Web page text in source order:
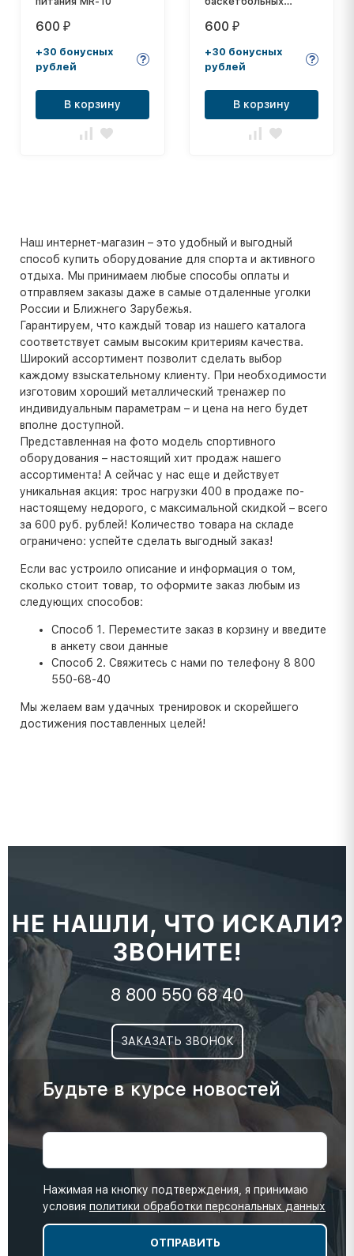
600 ₽
+30 бонусных
рублей
В корзину
толщина нити: 2,6 мм
600 ₽
+30 бонусных
рублей
В корзину
Наш интернет-магазин – это удобный и выгодный
способ купить оборудование для спорта и активного
отдыха. Мы принимаем любые способы оплаты и
отправляем заказы даже в самые отдаленные уголки
России и Ближнего Зарубежья.
Гарантируем, что каждый товар из нашего каталога
соответствует самым высоким критериям качества.
Широкий ассортимент позволит сделать выбор
каждому взыскательному клиенту. При необходимости
изготовим хороший металлический тренажер по
индивидуальным параметрам – и цена на него будет
вполне доступной.
Представленная на фото модель спортивного
оборудования – настоящий хит продаж нашего
ассортимента! А сейчас у нас еще и действует
уникальная акция: трос нагрузки 400 в продаже по-
настоящему недорого, с максимальной скидкой – всего
за 600 руб. рублей! Количество товара на складе
ограничено: успейте сделать выгодный заказ!
Если вас устроило описание и информация о том,
сколько стоит товар, то оформите заказ любым из
следующих способов:
Способ 1. Переместите заказ в корзину и введите
в анкету свои данные
Способ 2. Свяжитесь с нами по телефону 8 800
550-68-40
Мы желаем вам удачных тренировок и скорейшего
достижения поставленных целей!
НЕ НАШЛИ, ЧТО ИСКАЛИ?
ЗВОНИТЕ!
8 800 550 68 40
ЗАКАЗАТЬ ЗВОНОК
Будьте в курсе новостей
Нажимая на кнопку подтверждения, я принимаю
условия политики обработки персональных данных